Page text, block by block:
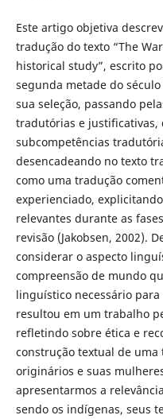
Este artigo objetiva
tradução do texto “The
historical study”, escrito
segunda metade do
sua seleção, passando
tradutórias e justificativas,
subcompetências
desencadeando no texto
como uma tradução
experienciado,
relevantes durante as
revisão (Jakobsen, 2002).
considerar o aspecto
compreensão de mundo
linguístico necessário
resultou em um trabalho
refletindo sobre ética e
construção textual de uma
originários e suas
apresentarmos a
sendo os indígenas, seus